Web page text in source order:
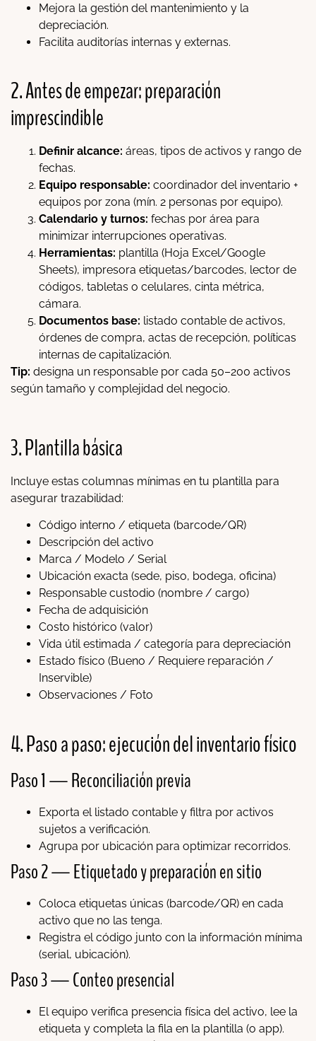
Mejora la gestión del mantenimiento y la
depreciación.
Facilita auditorías internas y externas.
2. Antes de empezar: preparación
imprescindible
Definir alcance: áreas, tipos de activos y rango de
fechas.
Equipo responsable: coordinador del inventario +
equipos por zona (mín. 2 personas por equipo).
Calendario y turnos: fechas por área para
minimizar interrupciones operativas.
Herramientas: plantilla (Hoja Excel/Google
Sheets), impresora etiquetas/barcodes, lector de
códigos, tabletas o celulares, cinta métrica,
cámara.
Documentos base: listado contable de activos,
órdenes de compra, actas de recepción, políticas
internas de capitalización.
Tip: designa un responsable por cada 50–200 activos
según tamaño y complejidad del negocio.
3. Plantilla básica
Incluye estas columnas mínimas en tu plantilla para
asegurar trazabilidad:
Código interno / etiqueta (barcode/QR)
Descripción del activo
Marca / Modelo / Serial
Ubicación exacta (sede, piso, bodega, oficina)
Responsable custodio (nombre / cargo)
Fecha de adquisición
Costo histórico (valor)
Vida útil estimada / categoría para depreciación
Estado físico (Bueno / Requiere reparación /
Inservible)
Observaciones / Foto
4. Paso a paso: ejecución del inventario físico
Paso 1 — Reconciliación previa
Exporta el listado contable y filtra por activos
sujetos a verificación.
Agrupa por ubicación para optimizar recorridos.
Paso 2 — Etiquetado y preparación en sitio
Coloca etiquetas únicas (barcode/QR) en cada
activo que no las tenga.
Registra el código junto con la información mínima
(serial, ubicación).
Paso 3 — Conteo presencial
El equipo verifica presencia física del activo, lee la
etiqueta y completa la fila en la plantilla (o app).